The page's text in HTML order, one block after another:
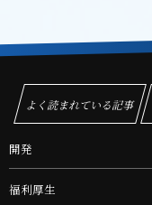
よく読まれている記事
開発
福利厚生